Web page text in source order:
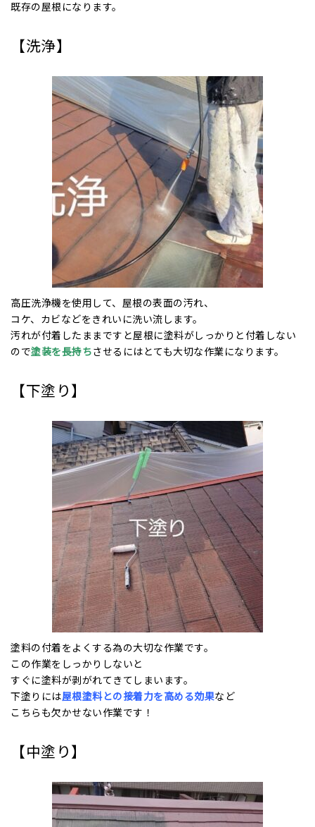
既存の屋根になります。
【洗浄】
高圧洗浄機を使用して、屋根の表面の汚れ、
コケ、カビなどをきれいに洗い流します。
汚れが付着したままですと屋根に塗料がしっかりと付着しない
ので塗装を長持ちさせるにはとても大切な作業になります。
【下塗り】
塗料の付着をよくする為の大切な作業です。
この作業をしっかりしないと
すぐに塗料が剥がれてきてしまいます。
下塗りには屋根塗料との接着力を高める効果など
こちらも欠かせない作業です！
【中塗り】